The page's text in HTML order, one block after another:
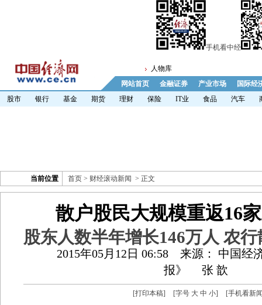
手机看中经
人物库
网站首页
金融证券 产业市场
国际经
股市
银行 基金 期货 理财 保险 IT业 食品 汽车
当前位置 首页 > 财经滚动新闻 > 正文
散户股民大规模重返16
股东人数半年增长146万人 农
2015年05月12日 06:58
来源： 中国经
报》
张 歆
[打印本稿] [字号 大 中 小] [手机看新